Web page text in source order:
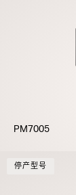
PM7005
停产型号